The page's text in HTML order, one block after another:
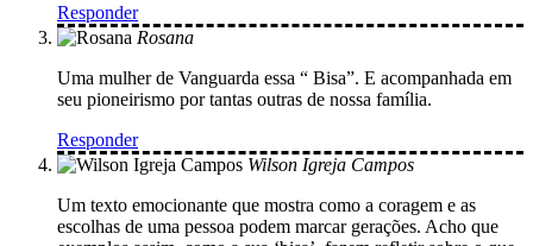
Responder
Rosana
Uma mulher de Vanguarda essa “ Bisa”. E acompanhada em
seu pioneirismo por tantas outras de nossa família.
Responder
Wilson Igreja Campos
Um texto emocionante que mostra como a coragem e as
escolhas de uma pessoa podem marcar gerações. Acho que